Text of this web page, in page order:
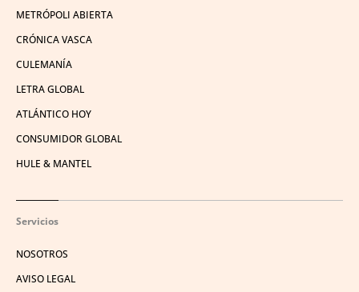
METRÓPOLI ABIERTA
CRÓNICA VASCA
CULEMANÍA
LETRA GLOBAL
ATLÁNTICO HOY
CONSUMIDOR GLOBAL
HULE & MANTEL
Servicios
NOSOTROS
AVISO LEGAL